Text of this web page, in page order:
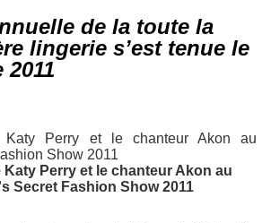
de la toute la
lingerie s’est tenue le
Katy Perry et le chanteur Akon au
Secret Fashion Show 2011